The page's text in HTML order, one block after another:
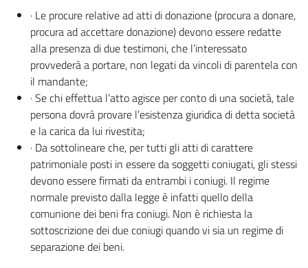
· Le procure relative ad atti di donazione (procura a donare,
procura ad accettare donazione) devono essere redatte
alla presenza di due testimoni, che l’interessato
provvederà a portare, non legati da vincoli di parentela con
il mandante;
· Se chi effettua l’atto agisce per conto di una società, tale
persona dovrà provare l’esistenza giuridica di detta società
e la carica da lui rivestita;
· Da sottolineare che, per tutti gli atti di carattere
patrimoniale posti in essere da soggetti coniugati, gli stessi
devono essere firmati da entrambi i coniugi. Il regime
normale previsto dalla legge è infatti quello della
comunione dei beni fra coniugi. Non è richiesta la
sottoscrizione dei due coniugi quando vi sia un regime di
separazione dei beni.